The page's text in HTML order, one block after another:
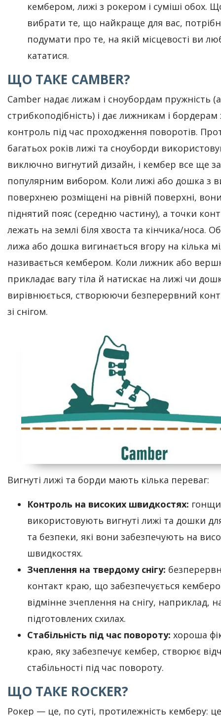
кембером, лижі з рокером і суміші обох.
вибрати те, що найкраще для вас,
подумати про те, на якій місцевості ви
кататися.
ЩО ТАКЕ CAMBER?
Camber надає лижам і сноубордам пружність
стрибкоподібність) і дає лижникам і
контроль під час проходження поворотів.
багатьох років лижі та сноуборди
виключно вигнутий дизайн, і кембер все ще
популярним вибором. Коли лижі або дошка з
поверхнею розміщені на рівній поверхні,
піднятий пояс (середню частину), а точки
лежать на землі біля хвоста та кінчика/носа.
лижа або дошка вигинається вгору на кілька
називається кембером. Коли лижник або
прикладає вагу тіла й натискає на лижі чи
вирівнюється, створюючи безперервний
зі снігом.
Вигнуті лижі та борди мають кілька переваг:
Контроль на високих швидкостях:
використовують вигнуті лижі та дошки
та безпеки, які вони забезпечують на
швидкостях.
Зчеплення на твердому снігу:
контакт краю, що забезпечується
відмінне зчеплення на снігу, наприклад,
підготовлених схилах.
Стабільність під час повороту: хороша
краю, яку забезпечує кембер, створює
стабільності під час повороту.
ЩО ТАКЕ ROCKER?
Рокер — це, по суті, протилежність кемберу: це